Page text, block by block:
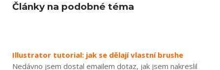
Články na podobné téma
Illustrator tutorial: jak se dělají vlastní brushe
Nedávno jsem dostal emailem dotaz, jak jsem nakreslil